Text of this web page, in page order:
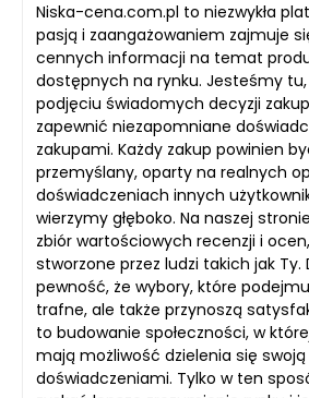
Niska-cena.com.pl to niezwykła
pasją i zaangażowaniem zajmuje
cennych informacji na temat
dostępnych na rynku. Jesteśmy
podjęciu świadomych decyzji
zapewnić niezapomniane
zakupami. Każdy zakup powinien
przemyślany, oparty na realnych
doświadczeniach innych
wierzymy głęboko. Na naszej
zbiór wartościowych recenzji i
stworzone przez ludzi takich jak
pewność, że wybory, które
trafne, ale także przynoszą
to budowanie społeczności, w
mają możliwość dzielenia się swoją
doświadczeniami. Tylko w ten